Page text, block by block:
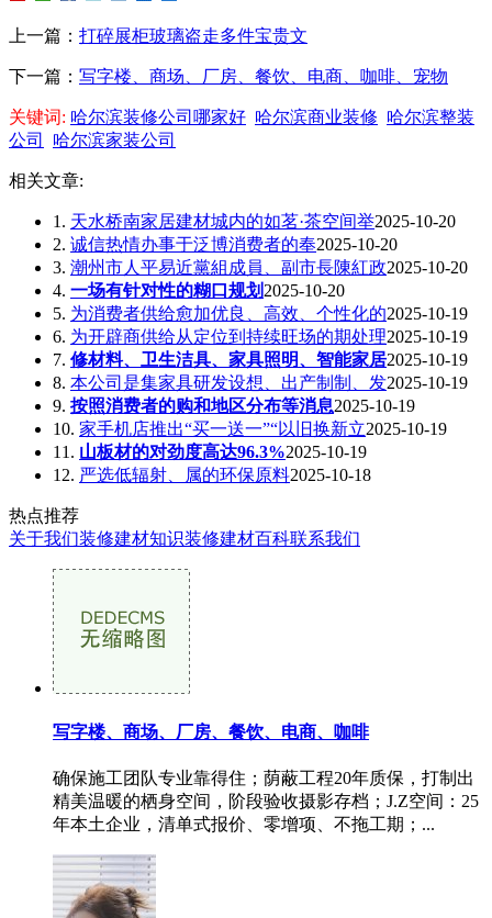
上一篇： 打碎展柜玻璃盗走多件宝贵文
下一篇： 写字楼、商场、厂房、餐饮、电商、咖啡、宠物
关键词: 哈尔滨装修公司哪家好 哈尔滨商业装修 哈尔滨整装
公司
哈尔滨家装公司
相关文章:
1. 天水桥南家居建材城内的如茗·茶空间举2025-10-20
2. 诚信热情办事于泛博消费者的奉2025-10-20
3. 潮州市人平易近黨組成員、副市長陳紅政2025-10-20
4. 一场有针对性的糊口规划 2025-10-20
5. 为消费者供给愈加优良、高效、个性化的2025-10-19
6. 为开辟商供给从定位到持续旺场的期处理2025-10-19
7. 修材料、卫生洁具、家具照明、智能家居2025-10-19
8. 本公司是集家具研发设想、出产制制、发2025-10-19
9. 按照消费者的购和地区分布等消息2025-10-19
10. 家手机店推出“买一送一”“以旧换新立2025-10-19
11. 山板材的对劲度高达96.3%2025-10-19
12. 严选低辐射、属的环保原料2025-10-18
热点推荐
关于我们装修建材知识装修建材百科联系我们
写字楼、商场、厂房、餐饮、电商、咖啡
确保施工团队专业靠得住；荫蔽工程20年质保，打制出
精美温暖的栖身空间，阶段验收摄影存档；J.Z空间：25
年本土企业，清单式报价、零增项、不拖工期；...